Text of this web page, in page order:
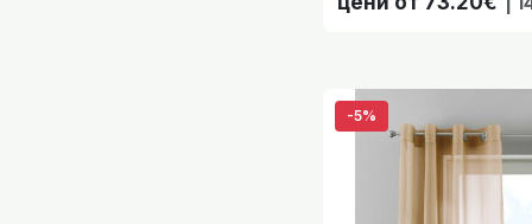
003
-5%